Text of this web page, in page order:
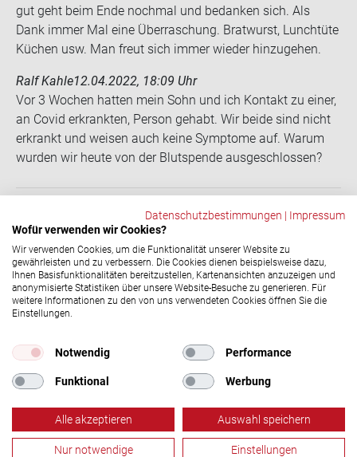
gut geht beim Ende noch­mal und be­dan­ken sich. Als
Dank immer Mal eine Über­ra­schung. Brat­wurst, Lunch­tü­te
Kü­chen usw. Man freut sich immer wie­der hin­zu­ge­hen.
Ralf Kahle12.04.2022, 18:09 Uhr
Vor 3 Wo­chen hat­ten mein Sohn und ich Kon­takt zu einer,
an Covid er­krank­ten, Per­son ge­habt. Wir beide sind nicht
er­krankt und wei­sen auch keine Sym­pto­me auf. Warum
wur­den wir heute von der Blut­spen­de aus­ge­schlos­sen?
ZURÜCK
Impressum
Datenschutz
Social-​Media Ka­nä­le
Datenschutzbestimmungen | Impressum
Wofür verwenden wir Cookies?
Wir verwenden Cookies, um die Funktionalität unserer Website zu
gewährleisten und zu verbessern. Die Cookies dienen beispielsweise dazu,
Ihnen Basisfunktionalitäten bereitzustellen, Kartenansichten anzuzeigen und
anonymisierte Statistiken über unsere Website-Besuche zu generieren. Für
weitere Informationen zu den von uns verwendeten Cookies öffnen Sie die
Einstellungen.
Notwendig Performance
Funktional Werbung
Alle akzeptieren Auswahl speichern
Nur notwendige Einstellungen